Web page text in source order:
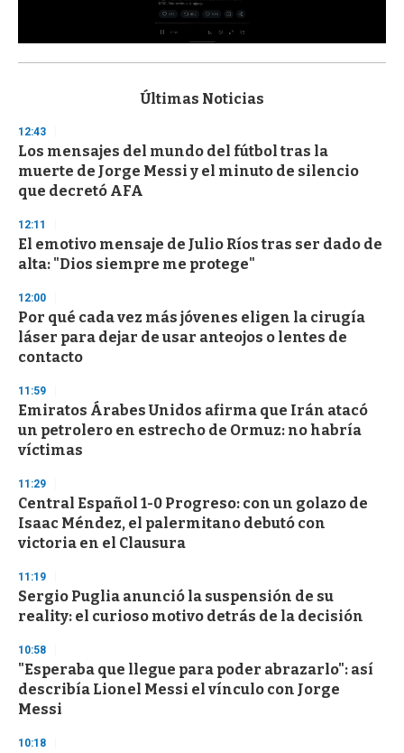
s
d
s
o
f
3
s
e
c
o
d
s
Últimas Noticias
12:43
Los mensajes del mundo del fútbol tras la
muerte de Jorge Messi y el minuto de silencio
que decretó AFA
12:11
El emotivo mensaje de Julio Ríos tras ser dado de
alta: "Dios siempre me protege"
12:00
Por qué cada vez más jóvenes eligen la cirugía
láser para dejar de usar anteojos o lentes de
contacto
11:59
Emiratos Árabes Unidos afirma que Irán atacó
un petrolero en estrecho de Ormuz: no habría
víctimas
11:29
Central Español 1-0 Progreso: con un golazo de
Isaac Méndez, el palermitano debutó con
victoria en el Clausura
11:19
Sergio Puglia anunció la suspensión de su
reality: el curioso motivo detrás de la decisión
10:58
"Esperaba que llegue para poder abrazarlo": así
describía Lionel Messi el vínculo con Jorge
Messi
10:18